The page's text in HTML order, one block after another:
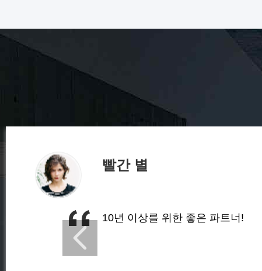
빨간 별
10년 이상를 위한 좋은 파트너!